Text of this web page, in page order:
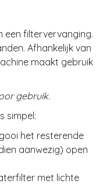
een filtervervanging.
Afhankelijk van
maakt gebruik
gebruik.
simpel:
het resterende
aanwezig) open
met lichte